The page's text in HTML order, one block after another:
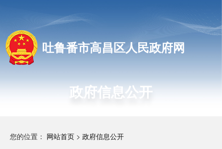
吐鲁番市高昌区人民政府网
政府信息公开
您的位置： 网站首页 > 政府信息公开